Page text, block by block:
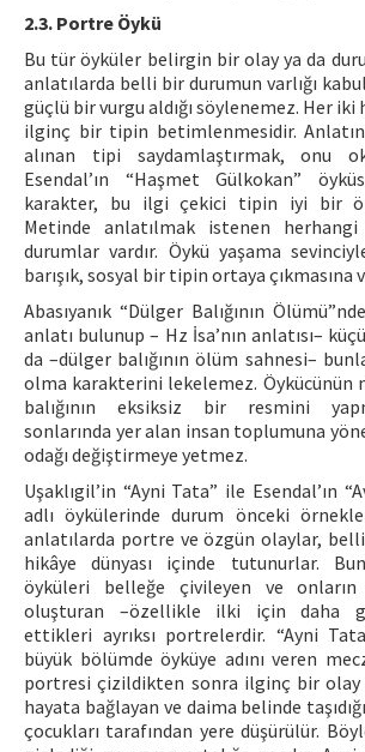
2.3. Portre Öykü
Bu tür öyküler belirgin bir olay ya da
anlatılarda belli bir durumun varlığı
güçlü bir vurgu aldığı söylenemez. Her
ilginç bir tipin betimlenmesidir.
alınan tipi saydamlaştırmak, onu
Esendal’ın “Haşmet Gülkokan”
karakter, bu ilgi çekici tipin iyi bir
Metinde anlatılmak istenen
durumlar vardır. Öykü yaşama
barışık, sosyal bir tipin ortaya çıkmasına
Abasıyanık “Dülger Balığının
anlatı bulunup – Hz İsa’nın anlatısı–
da –dülger balığının ölüm sahnesi–
olma karakterini lekelemez. Öykücünün
balığının eksiksiz bir resmini
sonlarında yer alan insan toplumuna
odağı değiştirmeye yetmez.
Uşaklıgil’in “Ayni Tata” ile Esendal’ın
adlı öykülerinde durum önceki
anlatılarda portre ve özgün olaylar, belli
hikâye dünyası içinde tutunurlar.
öyküleri belleğe çivileyen ve onların
oluşturan –özellikle ilki için daha
ettikleri ayrıksı portrelerdir. “Ayni
büyük bölümde öyküye adını veren
portresi çizildikten sonra ilginç bir olay
hayata bağlayan ve daima belinde
çocukları tarafından yere düşürülür.